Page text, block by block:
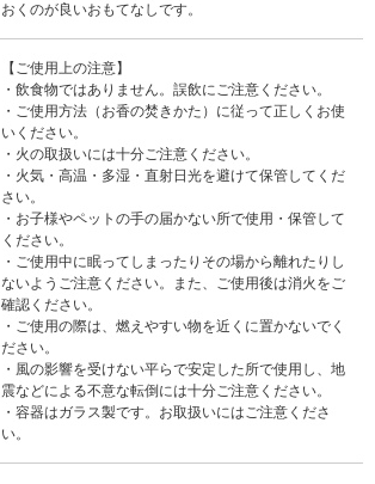
おくのが良いおもてなしです。
【ご使用上の注意】
・飲食物ではありません。誤飲にご注意ください。
・ご使用方法（お香の焚きかた）に従って正しくお使
いください。
・火の取扱いには十分ご注意ください。
・火気・高温・多湿・直射日光を避けて保管してくだ
さい。
・お子様やペットの手の届かない所で使用・保管して
ください。
・ご使用中に眠ってしまったりその場から離れたりし
ないようご注意ください。また、ご使用後は消火をご
確認ください。
・ご使用の際は、燃えやすい物を近くに置かないでく
ださい。
・風の影響を受けない平らで安定した所で使用し、地
震などによる不意な転倒には十分ご注意ください。
・容器はガラス製です。お取扱いにはご注意くださ
い。